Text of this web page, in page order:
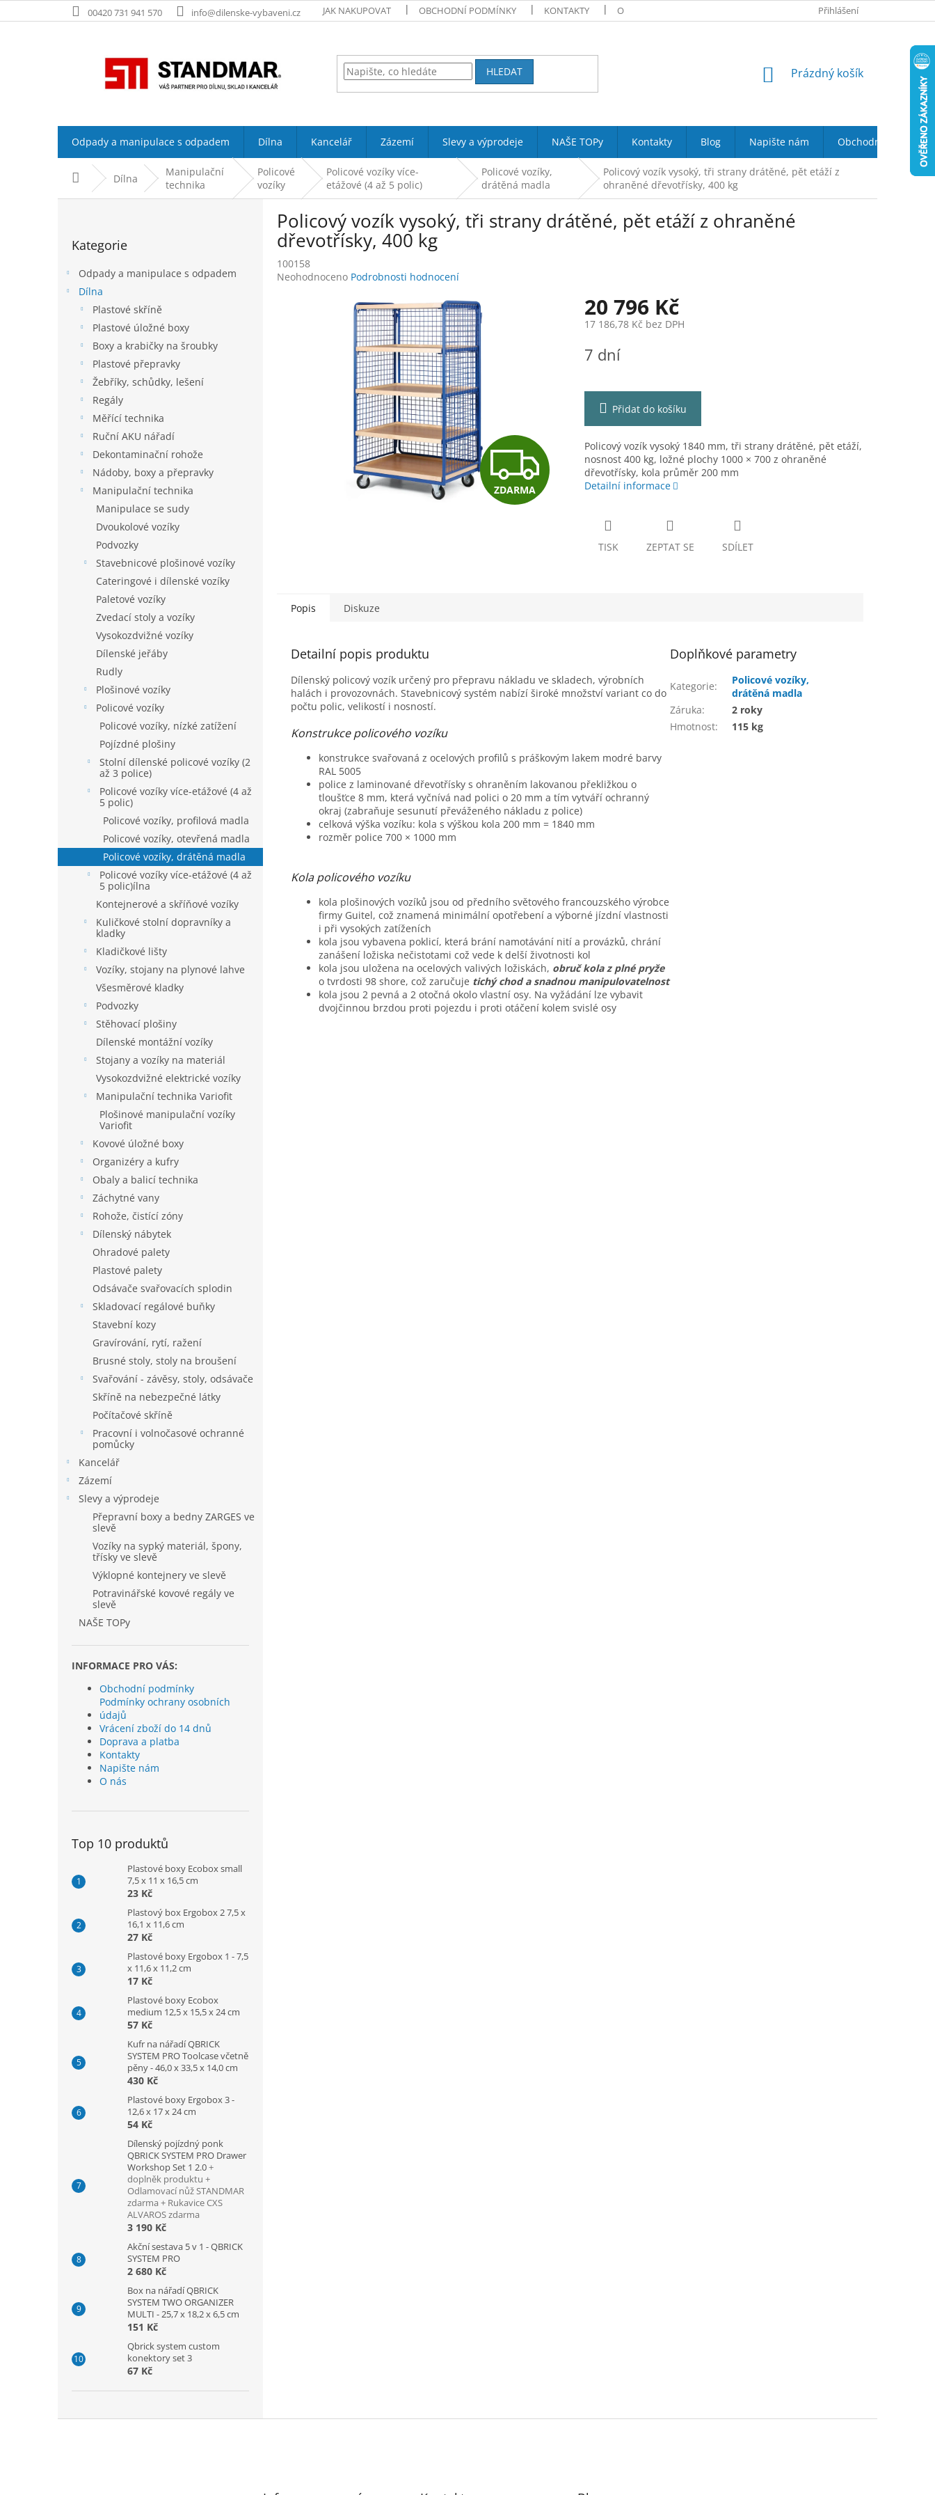
na
00420 731 941 570 info@dilenske-vybaveni.cz JAK NAKUPOVAT OBCHODNÍ PODMÍNKY KONTAKTY O NÁS DOPRAVA A PLATBA
Přihlášení
HLEDAT
NÁKUPNÍ
Prázdný košík
Odpady a manipulace s odpadem Dílna Kancelář Zázemí Slevy a výprodeje NAŠE TOPy Kontakty Blog Napište nám Obchodní podmínky
Domů Dílna
Manipulační
technika
Policové
vozíky
Policové vozíky více-
etážové (4 až 5 polic)
Policové vozíky,
drátěná madla
Policový vozík vysoký, tři strany drátěné, pět etáží z
ohraněné dřevotřísky, 400 kg
kategorie
Kategorie
Odpady a manipulace s odpadem
Dílna
Plastové skříně
Plastové úložné boxy
Boxy a krabičky na šroubky
Plastové přepravky
Žebříky, schůdky, lešení
Regály
Měřící technika
Ruční AKU nářadí
Dekontaminační rohože
Nádoby, boxy a přepravky
Manipulační technika
Manipulace se sudy
Dvoukolové vozíky
Podvozky
Stavebnicové plošinové vozíky
Cateringové i dílenské vozíky
Paletové vozíky
Zvedací stoly a vozíky
Vysokozdvižné vozíky
Dílenské jeřáby
Rudly
Plošinové vozíky
Policové vozíky
Policové vozíky, nízké zatížení
Pojízdné plošiny
Stolní dílenské policové vozíky (2
až 3 police)
Policové vozíky více-etážové (4 až
5 polic)
Policové vozíky, profilová madla
Policové vozíky, otevřená madla
Policové vozíky, drátěná madla
Policové vozíky více-etážové (4 až
5 polic)ílna
Kontejnerové a skříňové vozíky
Kuličkové stolní dopravníky a
kladky
Kladičkové lišty
Vozíky, stojany na plynové lahve
Všesměrové kladky
Podvozky
Stěhovací plošiny
Dílenské montážní vozíky
Stojany a vozíky na materiál
Vysokozdvižné elektrické vozíky
Manipulační technika Variofit
Plošinové manipulační vozíky
Variofit
Kovové úložné boxy
Organizéry a kufry
Obaly a balicí technika
Záchytné vany
Rohože, čistící zóny
Dílenský nábytek
Ohradové palety
Plastové palety
Odsávače svařovacích splodin
Skladovací regálové buňky
Stavební kozy
Gravírování, rytí, ražení
Brusné stoly, stoly na broušení
Svařování - závěsy, stoly, odsávače
Skříně na nebezpečné látky
Počítačové skříně
Pracovní i volnočasové ochranné
pomůcky
Kancelář
Zázemí
Slevy a výprodeje
Přepravní boxy a bedny ZARGES ve
slevě
Vozíky na sypký materiál, špony,
třísky ve slevě
Výklopné kontejnery ve slevě
Potravinářské kovové regály ve
slevě
NAŠE TOPy
INFORMACE PRO VÁS:
Obchodní podmínky
Podmínky ochrany osobních
údajů
Vrácení zboží do 14 dnů
Doprava a platba
Kontakty
Napište nám
O nás
Top 10 produktů
Plastové boxy Ecobox small
7,5 x 11 x 16,5 cm
23 Kč
Plastový box Ergobox 2 7,5 x
16,1 x 11,6 cm
27 Kč
Plastové boxy Ergobox 1 - 7,5
x 11,6 x 11,2 cm
17 Kč
Plastové boxy Ecobox
medium 12,5 x 15,5 x 24 cm
57 Kč
Kufr na nářadí QBRICK
SYSTEM PRO Toolcase včetně
pěny - 46,0 x 33,5 x 14,0 cm
430 Kč
Plastové boxy Ergobox 3 -
12,6 x 17 x 24 cm
54 Kč
Dílenský pojízdný ponk
QBRICK SYSTEM PRO Drawer
Workshop Set 1 2.0+
doplněk produktu +
Odlamovací nůž STANDMAR
zdarma + Rukavice CXS
ALVAROS zdarma
3 190 Kč
Akční sestava 5 v 1 - QBRICK
SYSTEM PRO
2 680 Kč
Box na nářadí QBRICK
SYSTEM TWO ORGANIZER
MULTI - 25,7 x 18,2 x 6,5 cm
151 Kč
Qbrick system custom
konektory set 3
67 Kč
Policový vozík vysoký, tři strany drátěné, pět etáží z ohraněné
dřevotřísky, 400 kg
100158
Průměrné
Neohodnoceno Podrobnosti hodnocení
Z
D
A
ZDARMA
20 796 Kč
17 186,78 Kč bez DPH
cena:
7 dní
Přidat do košíku
Policový vozík vysoký 1840 mm, tři strany drátěné, pět etáží,
nosnost 400 kg, ložné plochy 1000 × 700 z ohraněné
dřevotřísky, kola průměr 200 mm
Detailní informace
TISK ZEPTAT SE SDÍLET
Popis Diskuze
Detailní popis produktu
Dílenský policový vozík určený pro přepravu nákladu ve skladech, výrobních
halách i provozovnách. Stavebnicový systém nabízí široké množství variant co do
počtu polic, velikostí i nosností.
Konstrukce policového vozíku
konstrukce svařovaná z ocelových profilů s práškovým lakem modré barvy
RAL 5005
police z laminované dřevotřísky s ohraněním lakovanou překližkou o
tloušťce 8 mm, která vyčnívá nad polici o 20 mm a tím vytváří ochranný
okraj (zabraňuje sesunutí převáženého nákladu z police)
celková výška vozíku: kola s výškou kola 200 mm = 1840 mm
rozměr police 700 × 1000 mm
Kola policového vozíku
kola plošinových vozíků jsou od předního světového francouzského výrobce
firmy Guitel, což znamená minimální opotřebení a výborné jízdní vlastnosti
i při vysokých zatíženích
kola jsou vybavena poklicí, která brání namotávání nití a provázků, chrání
zanášení ložiska nečistotami což vede k delší životnosti kol
kola jsou uložena na ocelových valivých ložiskách, obruč kola z plné pryže
o tvrdosti 98 shore, což zaručuje tichý chod a snadnou manipulovatelnost
kola jsou 2 pevná a 2 otočná okolo vlastní osy. Na vyžádání lze vybavit
dvojčinnou brzdou proti pojezdu i proti otáčení kolem svislé osy
Doplňkové parametry
Kategorie:
Policové vozíky,
drátěná madla
Záruka:
2 roky
Hmotnost: 115 kg